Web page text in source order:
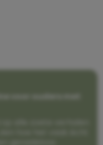
voor ouders met